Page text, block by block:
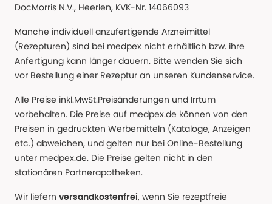
DocMorris N.V., Heerlen, KVK-Nr. 14066093
Manche individuell anzufertigende Arzneimittel
(Rezepturen) sind bei medpex nicht erhältlich bzw. ihre
Anfertigung kann länger dauern. Bitte wenden Sie sich
vor Bestellung einer Rezeptur an unseren Kundenservice.
Alle Preise inkl.MwSt.Preisänderungen und Irrtum
vorbehalten. Die Preise auf medpex.de können von den
Preisen in gedruckten Werbemitteln (Kataloge, Anzeigen
etc.) abweichen, und gelten nur bei Online-Bestellung
unter medpex.de. Die Preise gelten nicht in den
stationären Partnerapotheken.
Wir liefern versandkostenfrei, wenn Sie rezeptfreie